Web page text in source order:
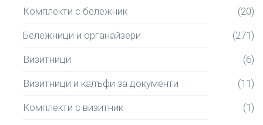
Комплекти с бележник (20)
Бележници и органайзери (271)
Визитници (6)
Визитници и калъфи за документи (11)
Комплекти с визитник (1)